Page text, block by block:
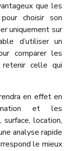
que les
choisir son
uniquement sur
d’utiliser un
comparer les
celle qui
en effet en
et les
location,
analyse rapide
le mieux